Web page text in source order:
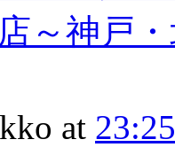
～神戸
at 23:25